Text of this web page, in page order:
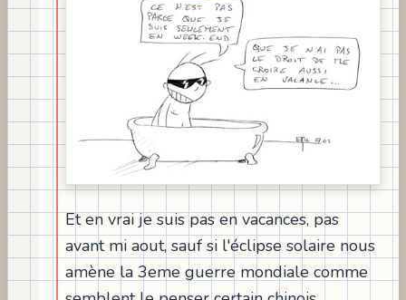
Et en vrai je suis pas en vacances, pas
avant mi aout, sauf si l'éclipse solaire nous
amène la 3eme guerre mondiale comme